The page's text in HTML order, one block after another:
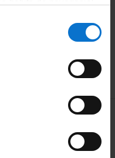
lloc web de la
Ramón Areces. 'The
of sites for
MENÚ PEU 1
Política de Cookies